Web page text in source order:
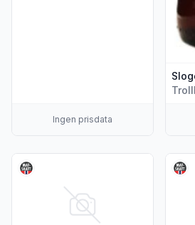
Ingen prisdata
Vis flere detaljer for produktet Vis